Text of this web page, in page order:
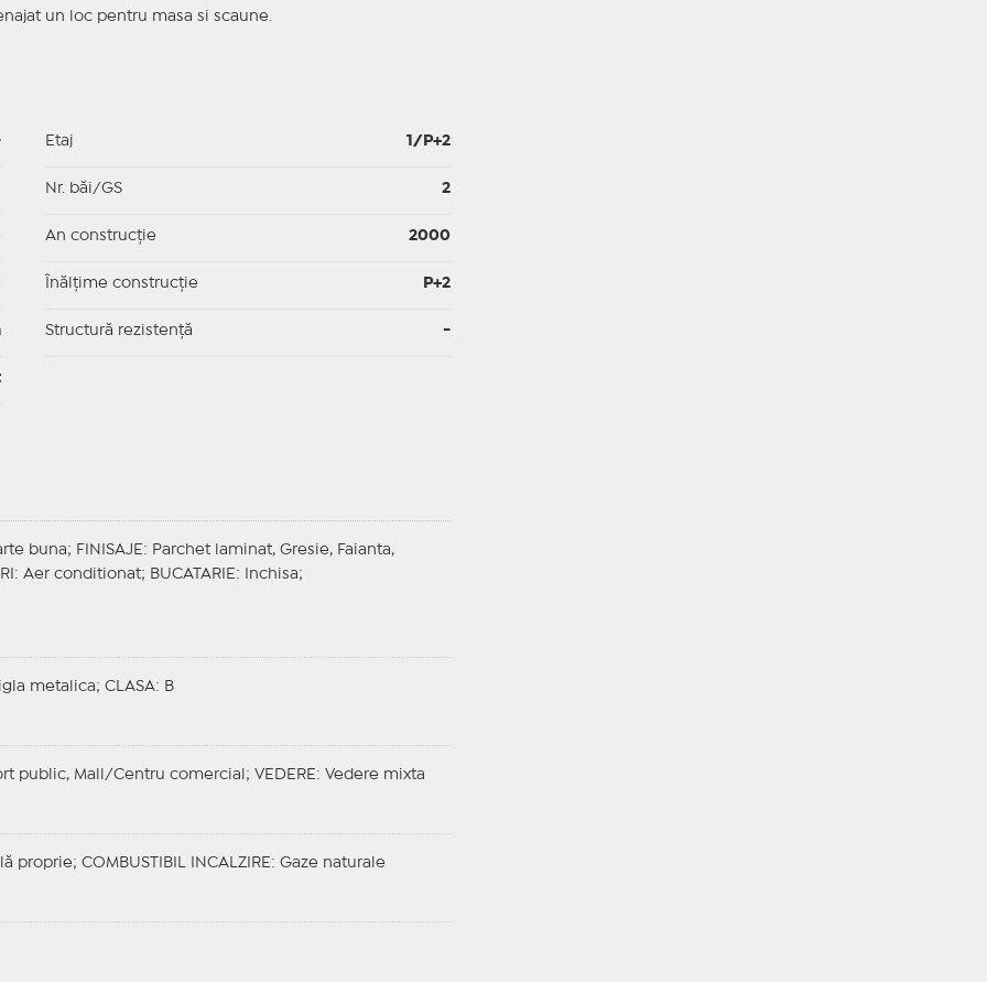
un loc pentru masa si scaune.
Etaj 1/P+2
Nr. băi/GS 2
An construcție 2000
Înălțime construcție P+2
Structură rezistență -
buna; FINISAJE : Parchet laminat, Gresie, Faianta,
: Aer conditionat; BUCATARIE : Inchisa;
metalica; CLASA: B
public, Mall/Centru comercial; VEDERE : Vedere mixta
proprie; COMBUSTIBIL INCALZIRE : Gaze naturale